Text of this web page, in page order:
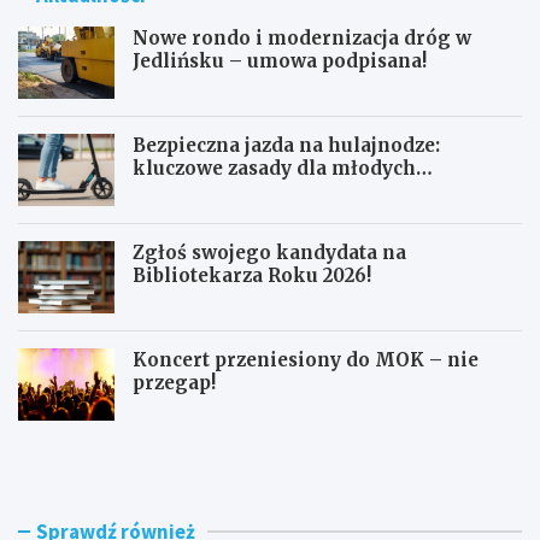
Nowe rondo i modernizacja dróg w
Jedlińsku – umowa podpisana!
Bezpieczna jazda na hulajnodze:
kluczowe zasady dla młodych
Zgłoś swojego kandydata na
Bibliotekarza Roku 2026!
Koncert przeniesiony do MOK – nie
przegap!
N
o
B
e Sprawdź również